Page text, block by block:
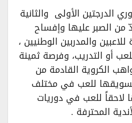
الدرجتين الأولى والثانية
من الصبر عليها وإفساح
والمدربين الوطنيين ،
أو التدريب، وفرصة ثمينة
الكروية القادمة من
للعب في مختلف
لاحقاً للعب في دوريات
المحترفة .